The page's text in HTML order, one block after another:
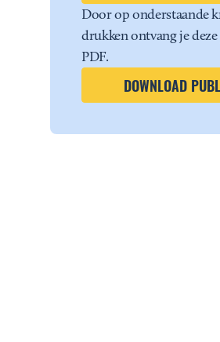
Door op onderstaande
drukken ontvang je
PDF.
DOWNLOAD